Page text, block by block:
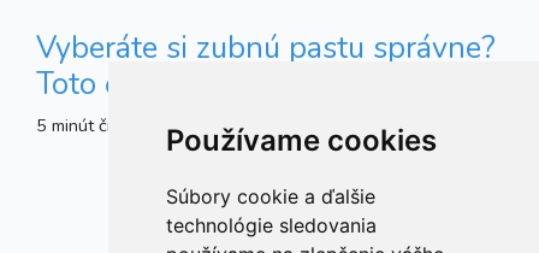
Používame cookies
Súbory cookie a ďalšie
technológie sledovania
Vyberáte si zubnú pastu správne?
Toto číslo vám prezradí veľa
5 minút čítania Zdravie